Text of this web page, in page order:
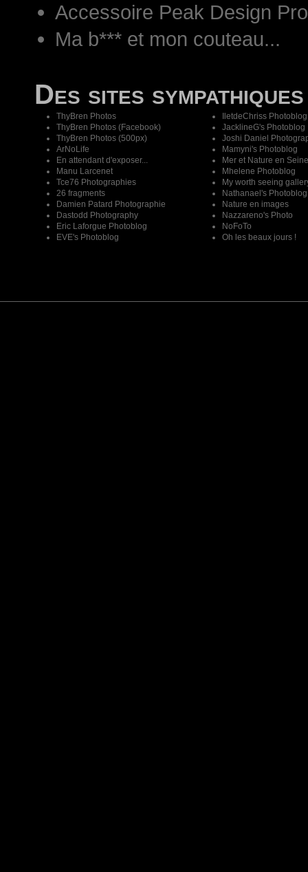
Accessoire Peak Design
Ma b*** et mon couteau...
Des sites sympathiques
ThyBren Photos
ThyBren Photos (Facebook)
ThyBren Photos (500px)
ArNoLife
En attendant d'exposer...
Manu Larcenet
Tce76 Photographies
26 fragments
Damien Patard Photographie
Dastodd Photography
Eric Laforgue Photoblog
EVE's Photoblog
IletdeChriss Photoblog
JacklineG's Photoblog
Joshi Daniel
Mamyni's Photoblog
Mer et Nature en Seine
Mhelene Photoblog
My worth seeing
Nathanael's Photoblog
Nature en images
Nazzareno's Photo
NoFoTo
Oh les beaux jours !